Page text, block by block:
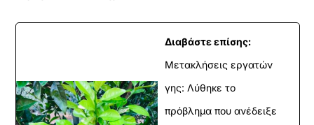
Διαβάστε επίσης:
Μετακλήσεις εργατών
γης: Λύθηκε το
πρόβλημα που ανέδειξε